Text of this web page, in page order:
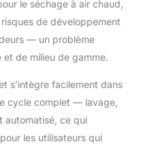
le séchage à air chaud,
de développement
— un problème
et de milieu de gamme.
s’intègre facilement dans
cycle complet — lavage,
automatisé, ce qui
les utilisateurs qui